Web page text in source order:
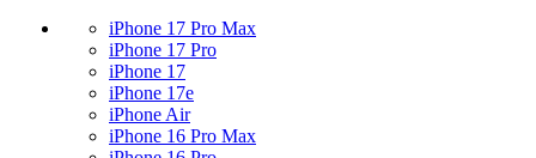
iPhone 17 Pro Max
iPhone 17 Pro
iPhone 17
iPhone 17e
iPhone Air
iPhone 16 Pro Max